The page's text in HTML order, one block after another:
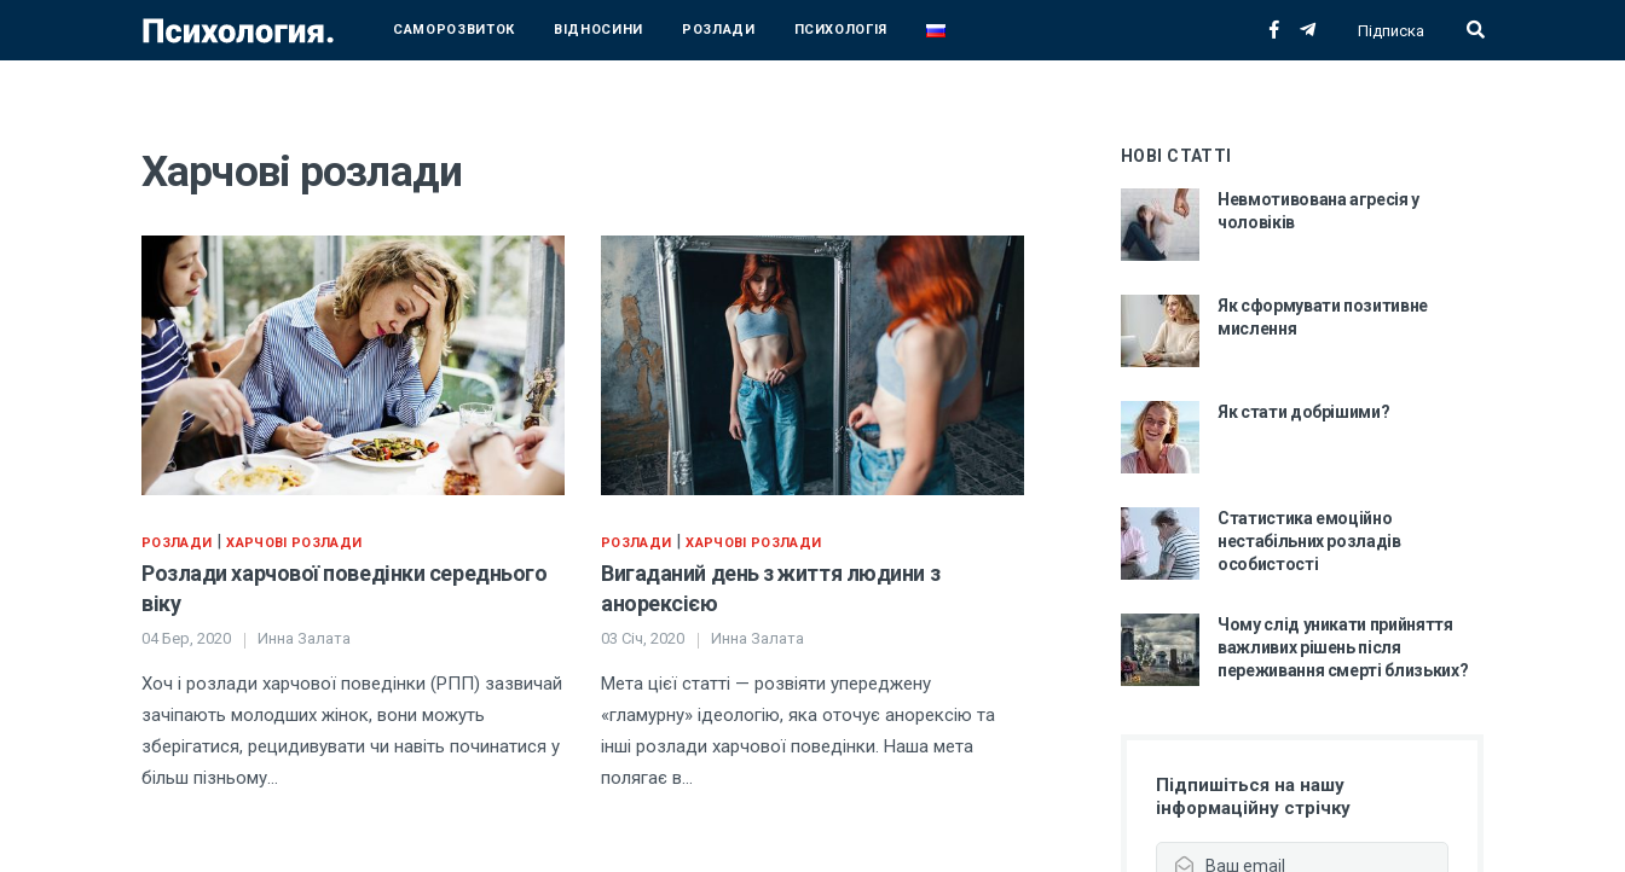
САМОРОЗВИТОК ВІДНОСИНИ РОЗЛАДИ ПСИХОЛОГІЯ Підписка
Харчові розлади
РОЗЛАДИ ХАРЧОВІ РОЗЛАДИ
Розлади харчової поведінки середнього
віку
04 Бер, 2020 Инна Залата
Хоч і розлади харчової поведінки (РПП) зазвичай
зачіпають молодших жінок, вони можуть
зберігатися, рецидивувати чи навіть починатися у
більш пізньому…
РОЗЛАДИ ХАРЧОВІ РОЗЛАДИ
Вигаданий день з життя людини з
анорексією
03 Січ, 2020 Инна Залата
Мета цієї статті — розвіяти упереджену
«гламурну» ідеологію, яка оточує анорексію та
інші розлади харчової поведінки. Наша мета
полягає в…
НОВІ СТАТТІ
Невмотивована агресія у
чоловіків
Як сформувати позитивне
мислення
Як стати добрішими?
Статистика емоційно
нестабільних розладів
особистості
Чому слід уникати прийняття
важливих рішень після
переживання смерті близьких?
Підпишіться на нашу
інформаційну стрічку